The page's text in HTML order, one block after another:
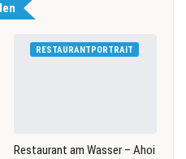
RESTAURANTPORTRAIT
Restaurant am Wasser – Ahoi